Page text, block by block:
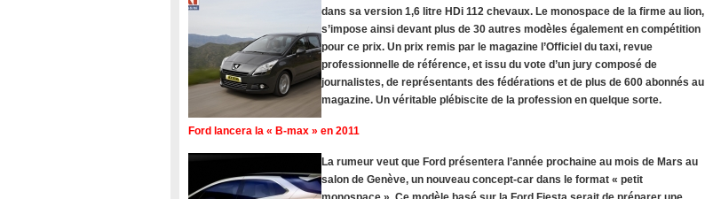
dans sa version 1,6 litre HDi 112 chevaux. Le monospace de la firme au lion,
s’impose ainsi devant plus de 30 autres modèles également en compétition
pour ce prix. Un prix remis par le magazine l’Officiel du taxi, revue
professionnelle de référence, et issu du vote d’un jury composé de
journalistes, de représentants des fédérations et de plus de 600 abonnés au
magazine. Un véritable plébiscite de la profession en quelque sorte.
Ford lancera la « B-max » en 2011
La rumeur veut que Ford présentera l’année prochaine au mois de Mars au
salon de Genève, un nouveau concept-car dans le format « petit